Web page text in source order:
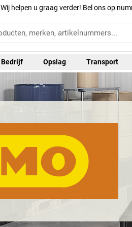
Wij helpen u graag verder! Bel ons op
Bedrijf Opslag Transport